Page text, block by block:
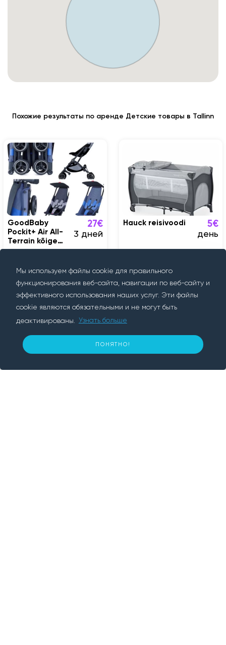
Мы используем файлы cookie для правильного
функционирования веб-сайта, навигации по веб-сайту и
эффективного использования наших услуг. Эти файлы
cookie являются обязательными и не могут быть
деактивированы.
Узнать больше
ПОНЯТНО!
€ за день ЗАБРОНИРУЙТЕ СЕЙЧАС
Похожие результаты по аренде Детские товары в Tallinn
GoodBaby
Pockit+ Air All-
Terrain kõige
kergem reisikäru
27€
3 дней
Hauck reisivoodi
5€
день
О нас
соединяем людей, которым что-то нужно, с